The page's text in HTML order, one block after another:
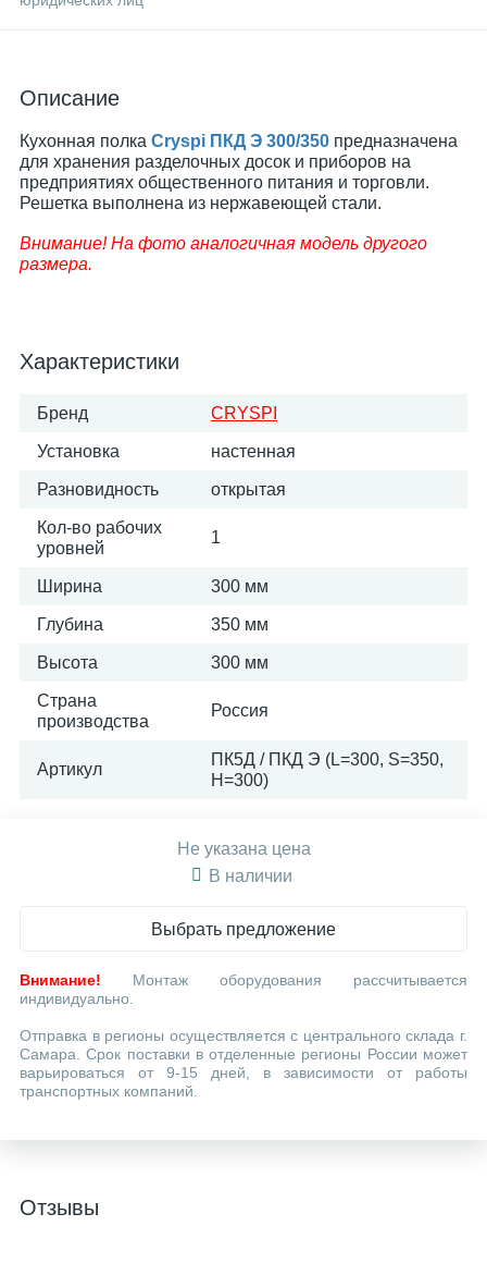
Описание
Кухонная полка Cryspi ПКД Э 300/350 предназначена
для хранения разделочных досок и приборов на
предприятиях общественного питания и торговли.
Решетка выполнена из нержавеющей стали.
Внимание! На фото аналогичная модель другого
размера.
Характеристики
Бренд CRYSPI
Установка настенная
Разновидность открытая
Кол-во рабочих
уровней
1
Ширина 300 мм
Глубина 350 мм
Высота 300 мм
Страна
производства
Россия
Артикул
ПК5Д / ПКД Э (L=300, S=350,
H=300)
Не указана цена
В наличии
Выбрать предложение
Внимание! Монтаж оборудования рассчитывается
индивидуально.
Отправка в регионы осуществляется с центрального склада г.
Самара. Срок поставки в отделенные регионы России может
варьироваться от 9-15 дней, в зависимости от работы
транспортных компаний.
Отзывы